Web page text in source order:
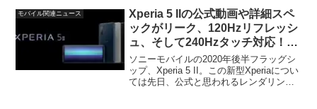
情報を基に交通情報を提供していま
す。...
モバイル関連ニュース
Xperia 5 IIの公式動画や詳細スペ
ックがリーク、120Hzリフレッシ
ュ、そして240Hzタッチ対応！カ
メラも微妙に変化
ソニーモバイルの2020年後半フラッグシ
ップ、Xperia 5 II。この新型Xperiaについ
ては先日、公式と思われるレンダリング